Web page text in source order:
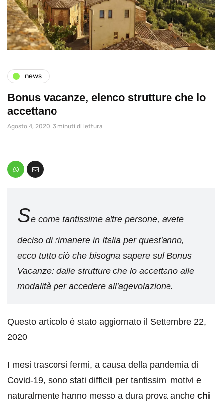
news
Bonus vacanze, elenco strutture che lo
accettano
Agosto 4, 2020 3 minuti di lettura
Se come tantissime altre persone, avete
deciso di rimanere in Italia per quest'anno,
ecco tutto ciò che bisogna sapere sul Bonus
Vacanze: dalle strutture che lo accettano alle
modalità per accedere all'agevolazione.
Questo articolo è stato aggiornato il Settembre 22,
2020
I mesi trascorsi fermi, a causa della pandemia di
Covid-19, sono stati difficili per tantissimi motivi e
naturalmente hanno messo a dura prova anche chi